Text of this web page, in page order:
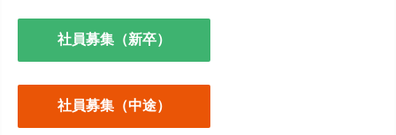
社員募集（新卒）
社員募集（中途）